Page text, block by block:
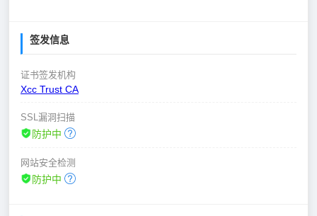
签发信息
证书签发机构
Xcc Trust CA
SSL漏洞扫描
防护中
网站安全检测
防护中